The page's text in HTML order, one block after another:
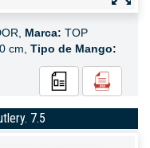
Marca: TOP
cm, Tipo de Mango:
7.5